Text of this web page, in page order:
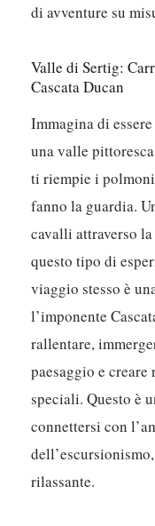
di avventure su
Valle di Sertig:
Cascata Ducan
Immagina di
una valle
ti riempie i
fanno la guardia.
cavalli attraverso
questo tipo di
viaggio stesso è
l’imponente
rallentare,
paesaggio e
speciali. Questo è
connettersi con
rilassante.